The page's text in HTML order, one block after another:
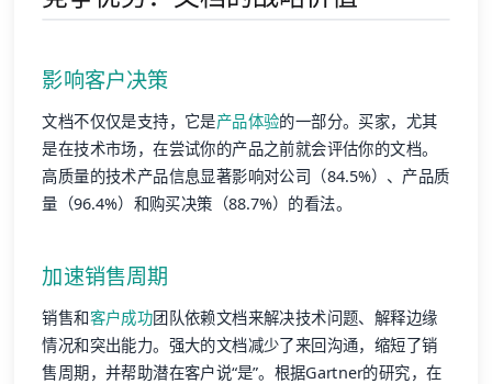
影响客户决策
文档不仅仅是支持，它是产品体验的一部分。买家，尤其
是在技术市场，在尝试你的产品之前就会评估你的文档。
高质量的技术产品信息显著影响对公司（84.5%）、产品质
量（96.4%）和购买决策（88.7%）的看法。
加速销售周期
销售和客户成功团队依赖文档来解决技术问题、解释边缘
情况和突出能力。强大的文档减少了来回沟通，缩短了销
售周期，并帮助潜在客户说“是”。根据Gartner的研究，在